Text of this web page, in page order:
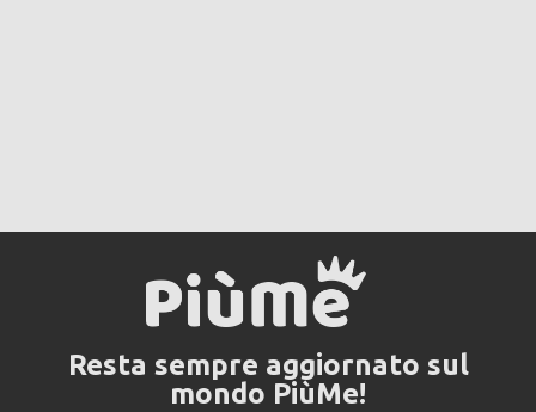
Resta sempre aggiornato sul
mondo PiùMe!